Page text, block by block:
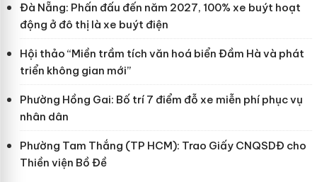
Đà Nẵng: Phấn đấu đến năm 2027, 100% xe buýt hoạt
động ở đô thị là xe buýt điện
Hội thảo “Miền trầm tích văn hoá biển Đầm Hà và phát
triển không gian mới”
Phường Hồng Gai: Bố trí 7 điểm đỗ xe miễn phí phục vụ
nhân dân
Phường Tam Thắng (TP HCM): Trao Giấy CNQSDĐ cho
Thiền viện Bồ Đề